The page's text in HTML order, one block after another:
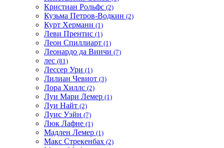
Кристиан Рольфс (2)
Кузьма Петров-Водкин (2)
Курт Херманн (1)
Леви Прентис (1)
Леон Спиллиарт (1)
Леонардо да Винчи (7)
лес (81)
Лессер Ури (1)
Лилиан Чевиот (3)
Лора Хиллс (2)
Луи Мари Лемер (1)
Луи Найт (2)
Луис Уэйн (7)
Люк Лафне (1)
Мадлен Лемер (1)
Макс Стрекенбах (2)